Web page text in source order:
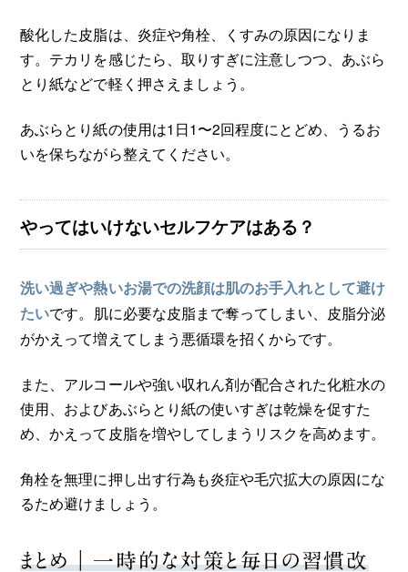
酸化した皮脂は、炎症や角栓、くすみの原因になりま
す。テカリを感じたら、取りすぎに注意しつつ、あぶら
とり紙などで軽く押さえましょう。
あぶらとり紙の使用は1日1〜2回程度にとどめ、うるお
いを保ちながら整えてください。
やってはいけないセルフケアはある？
洗い過ぎや熱いお湯での洗顔は肌のお手入れとして避け
たいです。肌に必要な皮脂まで奪ってしまい、皮脂分泌
がかえって増えてしまう悪循環を招くからです。
また、アルコールや強い収れん剤が配合された化粧水の
使用、およびあぶらとり紙の使いすぎは乾燥を促すた
め、かえって皮脂を増やしてしまうリスクを高めます。
角栓を無理に押し出す行為も炎症や毛穴拡大の原因にな
るため避けましょう。
まとめ｜一時的な対策と毎日の習慣改